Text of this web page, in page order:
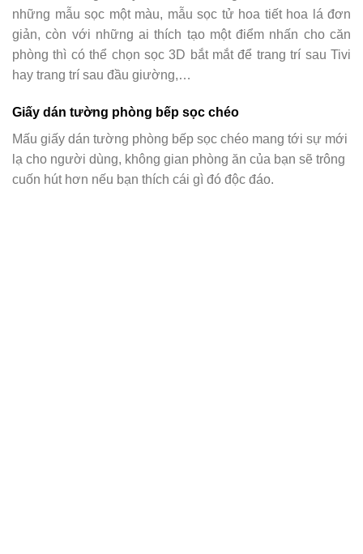
những mẫu sọc một màu, mẫu sọc tử hoa tiết hoa lá đơn
giản, còn với những ai thích tạo một điểm nhấn cho căn
phòng thì có thể chọn sọc 3D bắt mắt để trang trí sau Tivi
hay trang trí sau đầu giường,…
Giấy dán tường phòng bếp sọc chéo
Mấu giấy dán tường phòng bếp sọc chéo mang tới sự mới
lạ cho người dùng, không gian phòng ăn của bạn sẽ trông
cuốn hút hơn nếu bạn thích cái gì đó độc đáo.